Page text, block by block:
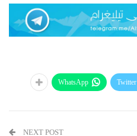
Twitter
WhatsApp
NEXT POST